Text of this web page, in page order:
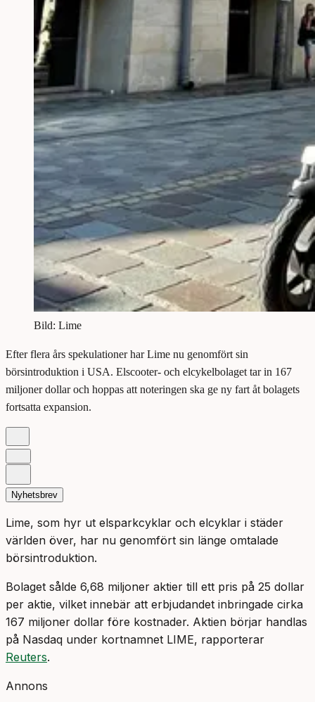
Bild: Lime
Efter flera års spekulationer har Lime nu genomfört sin
börsintroduktion i USA. Elscooter- och elcykelbolaget tar in 167
miljoner dollar och hoppas att noteringen ska ge ny fart åt bolagets
fortsatta expansion.
Nyhetsbrev
Lime, som hyr ut elsparkcyklar och elcyklar i städer
världen över, har nu genomfört sin länge omtalade
börsintroduktion.
Bolaget sålde 6,68 miljoner aktier till ett pris på 25 dollar
per aktie, vilket innebär att erbjudandet inbringade cirka
167 miljoner dollar före kostnader. Aktien börjar handlas
på Nasdaq under kortnamnet LIME, rapporterar
Reuters.
Annons